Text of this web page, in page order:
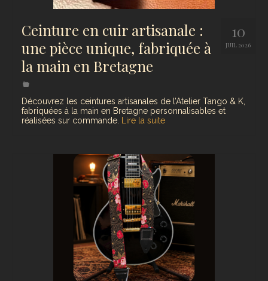
10
JUIL 2026
Ceinture en cuir artisanale :
une pièce unique, fabriquée à
la main en Bretagne
Découvrez les ceintures artisanales de l’Atelier Tango & K,
fabriquées à la main en Bretagne personnalisables et
réalisées sur commande. Lire la suite